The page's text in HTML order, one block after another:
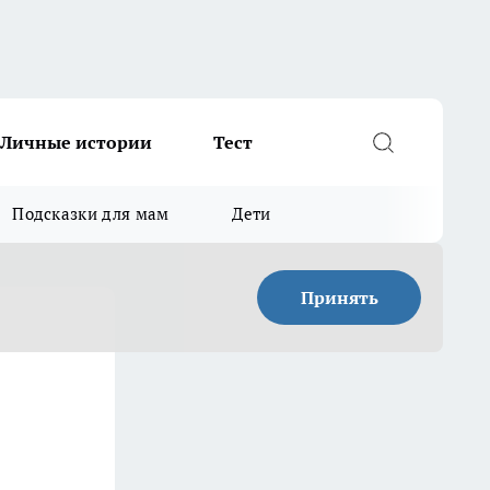
Личные истории Тест
Подсказки для мам Дети
Принять